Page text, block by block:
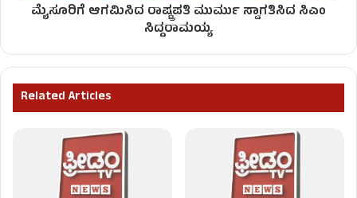
ಮೈಸೂರಿಗೆ ಆಗಮಿಸಿದ ರಾಷ್ಟ್ರಪತಿ ಮುರ್ಮು ಸ್ವಾಗತಿಸಿದ ಸಿಎಂ
ಸಿದ್ದರಾಮಯ್ಯ
Related Articles